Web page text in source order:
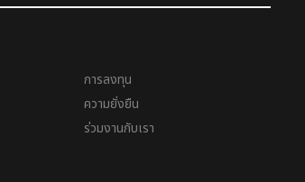
การลงทุน
ความยั่งยืน
ร่วมงานกับเรา